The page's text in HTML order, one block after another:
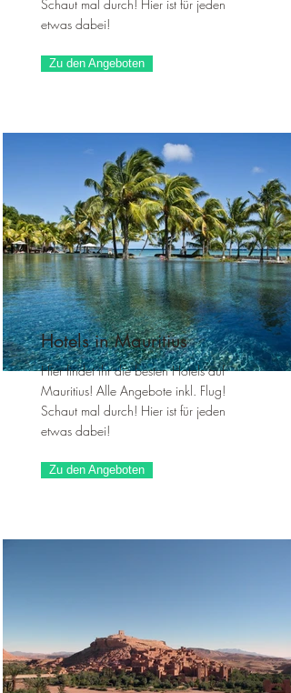
Schaut mal durch! Hier ist für jeden
etwas dabei!
Zu den Angeboten
Hotels in Mauritius
Hier findet ihr die besten Hotels auf
Mauritius! Alle Angebote inkl. Flug!
Schaut mal durch! Hier ist für jeden
etwas dabei!
Zu den Angeboten